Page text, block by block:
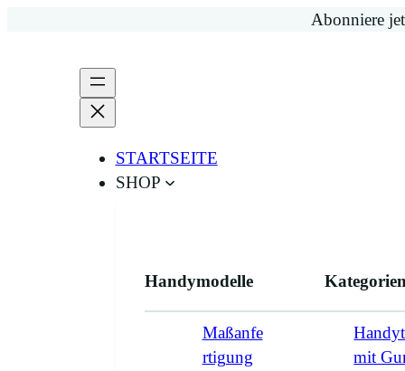
Abonniere
STARTSEITE
SHOP
Handymodelle
Maßanfe
rtigung
mit